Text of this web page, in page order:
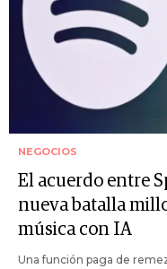
NEGOCIOS
El acuerdo entre
nueva batalla
música con IA
Una función paga de